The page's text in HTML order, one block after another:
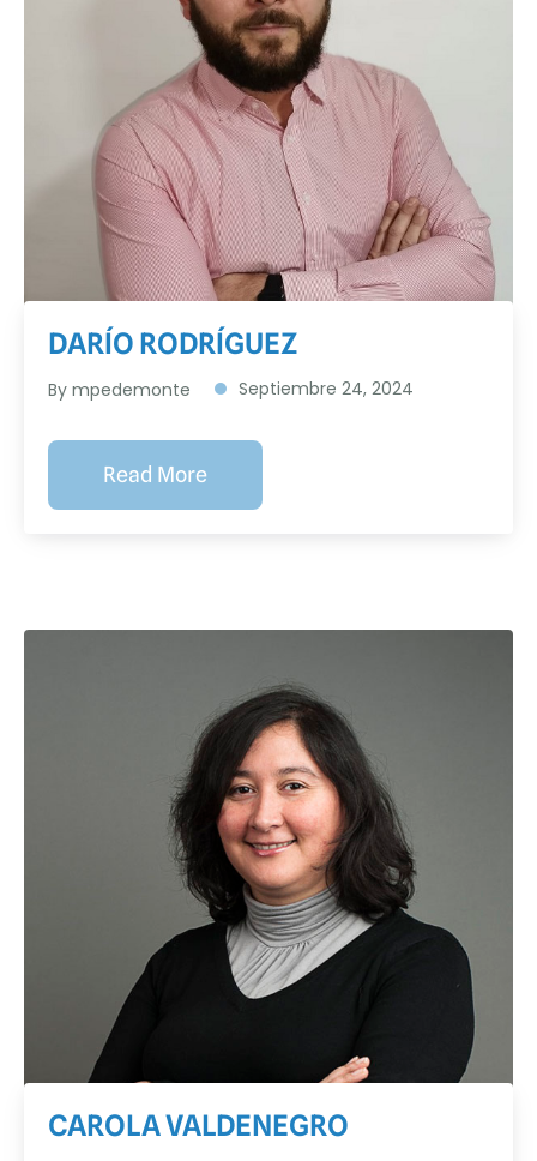
DARÍO RODRÍGUEZ
By mpedemonte Septiembre 24, 2024
Read More
CAROLA VALDENEGRO